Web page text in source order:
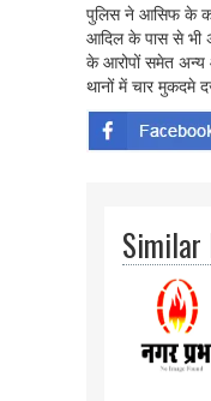
पुलिस ने आसिफ के
आदिल के पास से भी
के आरोपों समेत अन्य
थानों में चार मुकदमे
Similar